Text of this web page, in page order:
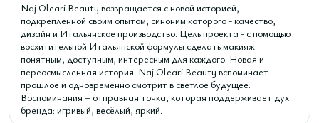
Naj Oleari Beauty возвращается с новой историей,
подкреплённой своим опытом, синоним которого - качество,
дизайн и Итальянское производство. Цель проекта - с помощью
восхитительной Итальянской формулы сделать макияж
понятным, доступным, интересным для каждого. Новая и
переосмысленная история. Naj Oleari Beauty вспоминает
прошлое и одновременно смотрит в светлое будущее.
Воспоминания – отправная точка, которая поддерживает дух
бренда: игривый, весёлый, яркий.